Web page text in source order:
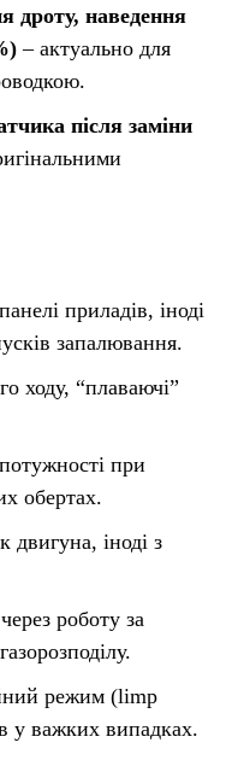
дроту, наведення
– актуально для
після заміни
приладів, іноді
запалювання.
ходу, “плаваючі”
при
обертах.
двигуна, іноді з
роботу за
режим (limp
у важких випадках.